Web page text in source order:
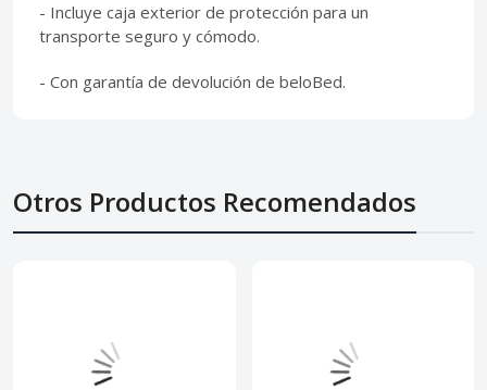
- Incluye caja exterior de protección para un
transporte seguro y cómodo.
- Con garantía de devolución de beloBed.
Otros Productos Recomendados